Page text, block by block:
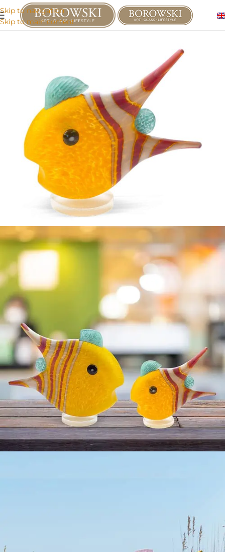
Skip to navigation
Skip to main content